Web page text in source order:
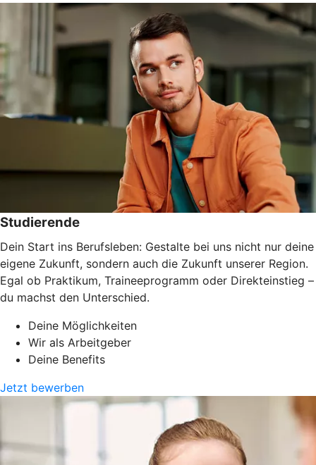
Studierende
Dein Start ins Berufsleben: Gestalte bei uns nicht nur deine
eigene Zukunft, sondern auch die Zukunft unserer Region.
Egal ob Praktikum, Traineeprogramm oder Direkteinstieg –
du machst den Unterschied.
Deine Möglichkeiten
Wir als Arbeitgeber
Deine Benefits
Jetzt bewerben